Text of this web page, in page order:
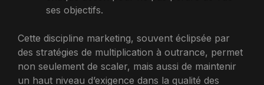
ses objectifs.
Cette discipline marketing, souvent éclipsée par
des stratégies de multiplication à outrance, permet
non seulement de scaler, mais aussi de maintenir
un haut niveau d’exigence dans la qualité des